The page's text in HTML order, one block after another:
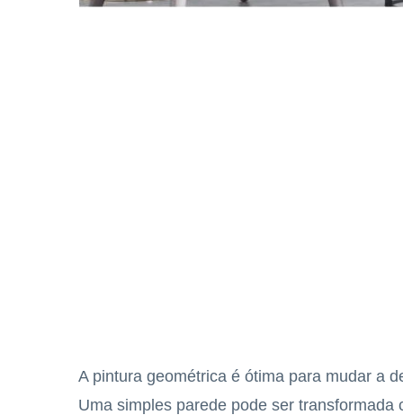
A pintura geométrica é ótima para mudar a
Uma simples parede pode ser transformada